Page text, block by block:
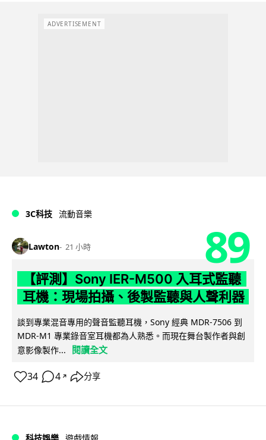
ADVERTISEMENT
3C科技 流動音樂
Lawton 21 小時 89
【評測】Sony IER-M500 入耳式監聽
耳機：現場拍攝、後製監聽與人聲利器
談到專業混音專用的聲音監聽耳機，Sony 經典 MDR-7506 到
MDR-M1 專業錄音室耳機都為人熟悉。而現在舞台製作者與創
意影像製作...
閱讀全文
34 4 ↗ 分享